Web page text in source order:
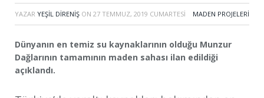
YAZAR YEŞIL DIRENIŞ ON 27 TEMMUZ, 2019 CUMARTESI MADEN PROJELERI
Dünyanın en temiz su kaynaklarının olduğu Munzur
Dağlarının tamamının maden sahası ilan edildiği
açıklandı.